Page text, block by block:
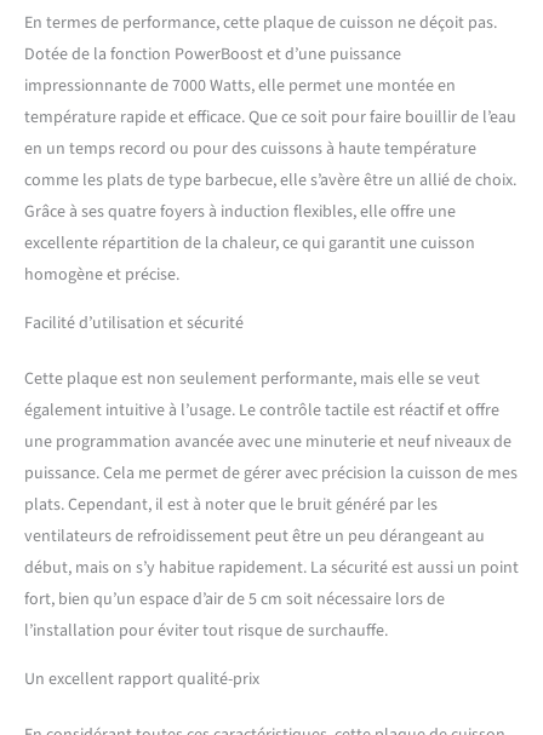
répartir librement vos
ustensiles de cuisine et
utiliser efficacement votre
surface de cuisson, idéale
pour préparer des ragoûts
géants, griller un steak ou
peut-être même une paella.
➤ Fonction PowerBoost –
Sautez les longues attentes
en appuyant simplement
fournit une poussée de
chaleur instantanée - Cela
peut vous faire gagner du
temps. ➤ Cadre en acier
inoxydable – Les cadres en
acier inoxydable offrent
généralement une bonne
stabilité structurelle et
offrent un support solide à
la table de cuisson
électrique. L'acier
très robuste et durable qui
nettoyage quotidiens sans
En termes de performance, cette plaque de cuisson ne déçoit pas.
Dotée de la fonction PowerBoost et d’une puissance
impressionnante de 7000 Watts, elle permet une montée en
température rapide et efficace. Que ce soit pour faire bouillir de l’eau
en un temps record ou pour des cuissons à haute température
comme les plats de type barbecue, elle s’avère être un allié de choix.
Grâce à ses quatre foyers à induction flexibles, elle offre une
excellente répartition de la chaleur, ce qui garantit une cuisson
homogène et précise.
Facilité d’utilisation et sécurité
Cette plaque est non seulement performante, mais elle se veut
également intuitive à l’usage. Le contrôle tactile est réactif et offre
une programmation avancée avec une minuterie et neuf niveaux de
puissance. Cela me permet de gérer avec précision la cuisson de mes
plats. Cependant, il est à noter que le bruit généré par les
ventilateurs de refroidissement peut être un peu dérangeant au
début, mais on s’y habitue rapidement. La sécurité est aussi un point
fort, bien qu’un espace d’air de 5 cm soit nécessaire lors de
l’installation pour éviter tout risque de surchauffe.
Un excellent rapport qualité-prix